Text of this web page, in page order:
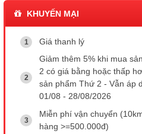
KHUYẾN MẠI
Giá thanh lý
Giảm thêm 5% khi mua
2 có giá bằng hoặc thấp
sản phẩm Thứ 2 - Vẫn áp
01/08 - 28/08/2026
Miễn phí vận chuyển
hàng >=500.000đ)